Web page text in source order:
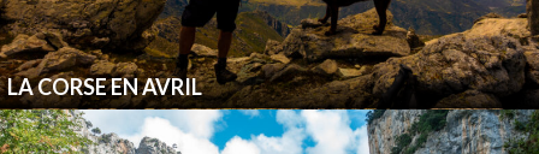
LA CORSE EN AVRIL